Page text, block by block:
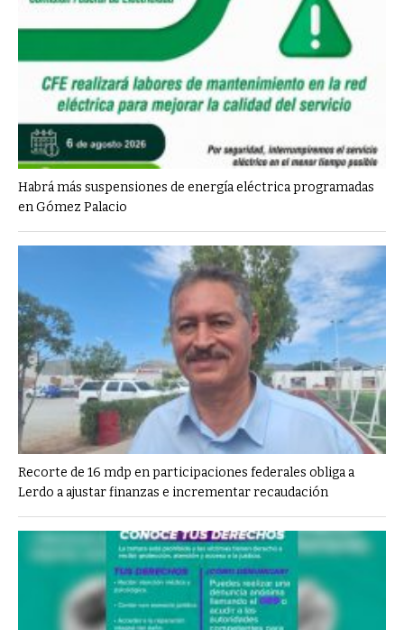
Habrá más suspensiones de energía eléctrica programadas
en Gómez Palacio
Recorte de 16 mdp en participaciones federales obliga a
Lerdo a ajustar finanzas e incrementar recaudación